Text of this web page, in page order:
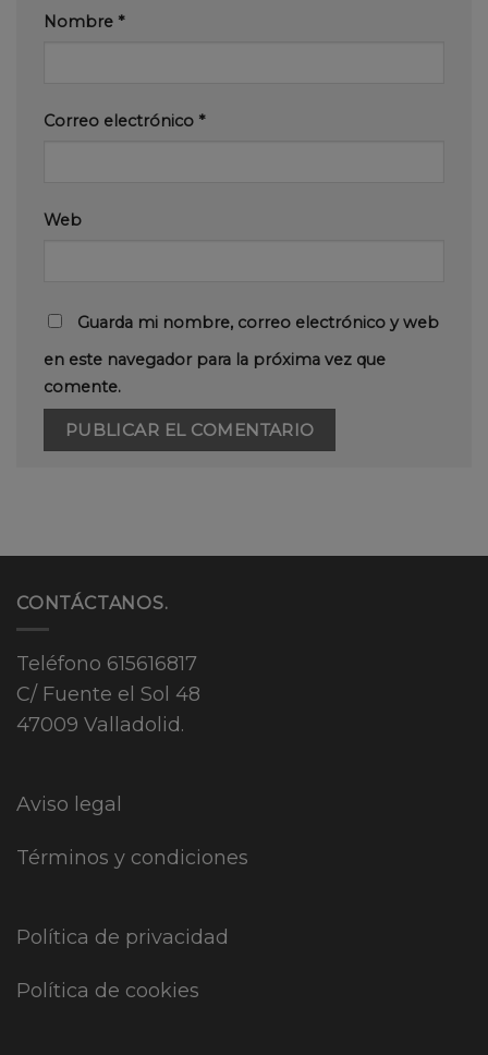
Nombre *
Correo electrónico *
Web
Guarda mi nombre, correo electrónico y web
en este navegador para la próxima vez que
comente.
CONTÁCTANOS.
Teléfono 615616817
C/ Fuente el Sol 48
47009 Valladolid.
Aviso legal
Términos y condiciones
Política de privacidad
Política de cookies